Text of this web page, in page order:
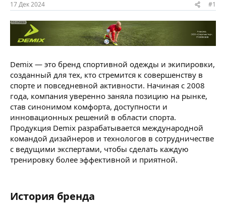
а
17 Дек 2024 #1
Demix — это бренд спортивной одежды и экипировки,
созданный для тех, кто стремится к совершенству в
спорте и повседневной активности. Начиная с 2008
года, компания уверенно заняла позицию на рынке,
став синонимом комфорта, доступности и
инновационных решений в области спорта.
Продукция Demix разрабатывается международной
командой дизайнеров и технологов в сотрудничестве
с ведущими экспертами, чтобы сделать каждую
тренировку более эффективной и приятной.
История бренда​